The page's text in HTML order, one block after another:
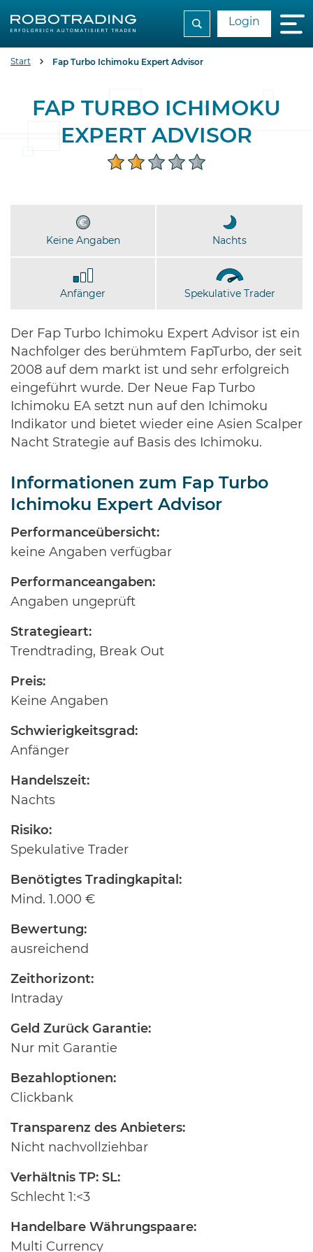
Login
Start Fap Turbo Ichimoku Expert Advisor
FAP TURBO ICHIMOKU
EXPERT ADVISOR
Keine Angaben Nachts
Anfänger Spekulative Trader
Der Fap Turbo Ichimoku Expert Advisor ist ein
Nachfolger des berühmtem FapTurbo, der seit
2008 auf dem markt ist und sehr erfolgreich
eingeführt wurde. Der Neue Fap Turbo
Ichimoku EA setzt nun auf den Ichimoku
Indikator und bietet wieder eine Asien Scalper
Nacht Strategie auf Basis des Ichimoku.
Informationen zum Fap Turbo
Ichimoku Expert Advisor
Performanceübersicht:
keine Angaben verfügbar
Performanceangaben:
Angaben ungeprüft
Strategieart:
Trendtrading, Break Out
Preis:
Keine Angaben
Schwierigkeitsgrad:
Anfänger
Handelszeit:
Nachts
Risiko:
Spekulative Trader
Benötigtes Tradingkapital:
Mind. 1.000 €
Bewertung:
ausreichend
Zeithorizont:
Intraday
Geld Zurück Garantie:
Nur mit Garantie
Bezahloptionen:
Clickbank
Transparenz des Anbieters:
Nicht nachvollziehbar
Verhältnis TP: SL:
Schlecht 1:<3
Handelbare Währungspaare:
Multi Currency